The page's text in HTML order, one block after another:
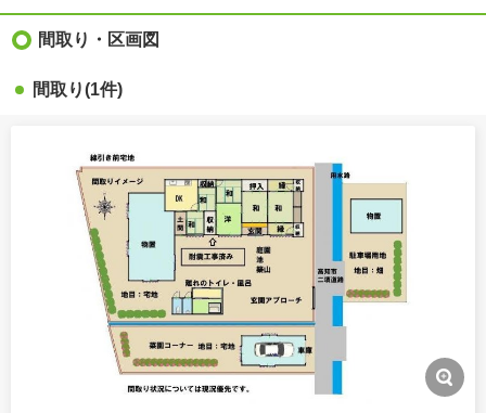
間取り・区画図
間取り(1件)